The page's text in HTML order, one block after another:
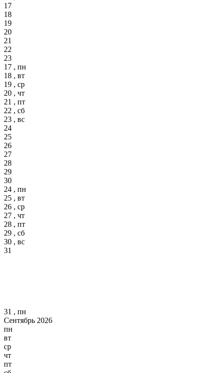
17
18
19
20
21
22
23
17 , пн
18 , вт
19 , ср
20 , чт
21 , пт
22 , сб
23 , вс
24
25
26
27
28
29
30
24 , пн
25 , вт
26 , ср
27 , чт
28 , пт
29 , сб
30 , вс
31
31 , пн
Сентябрь 2026
пн
вт
ср
чт
пт